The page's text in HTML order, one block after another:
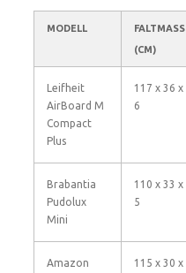
MODELL
FALTMASS (
CM)
Leifheit
AirBoard M
Compact
Plus
117 x 36 x
6
Brabantia
Pudolux
Mini
110 x 33 x
5
Amazon
115 x 30 x